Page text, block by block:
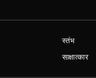
स्तंभ
साक्षात्कार